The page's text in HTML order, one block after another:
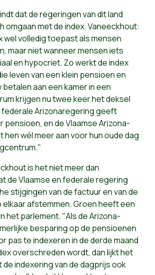
dat de regeringen van dit land
omgaan met de index. Vaneeckhout:
wel volledig toepast als mensen
maar niet wanneer mensen iets
en hypocriet. Zo werkt de index
leven van een klein pensioen en
betalen aan een kamer in een
krijgen nu twee keer het deksel
federale Arizonaregering geeft
pensioen, en de Vlaamse Arizona-
wél meer aan voor hun oude dag
is het niet meer dan
de Vlaamse en federale regering
stijgingen van de factuur en van de
afstemmen. Groen heeft een
het parlement. "Als de Arizona-
besparing op de pensioenen
pas te indexeren in de derde maand
overschreden wordt, dan lijkt het
de indexering van de dagprijs ook